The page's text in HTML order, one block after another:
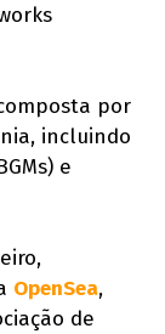
composta por
incluindo
e
OpenSea,
de